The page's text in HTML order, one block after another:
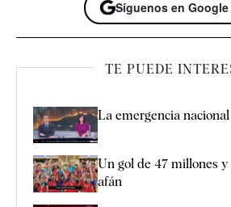
Síguenos en Google
TE PUEDE
La emergencia nacional
Un gol de 47 millones y
afán